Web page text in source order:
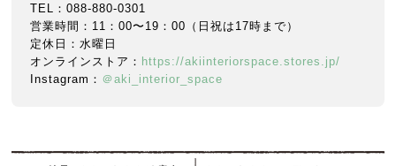
TEL：088-880-0301
営業時間：11：00〜19：00（日祝は17時まで）
定休日：水曜日
オンラインストア： https://akiinteriorspace.stores.jp/
Instagram： ＠aki_interior_space